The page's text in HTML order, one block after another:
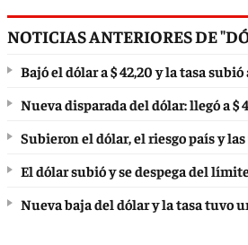
NOTICIAS ANTERIORES DE
Bajó el dólar a $ 42,20 y la tasa subió
Nueva disparada del dólar: llegó a $
Subieron el dólar, el riesgo país y las
El dólar subió y se despega del
Nueva baja del dólar y la tasa tuvo